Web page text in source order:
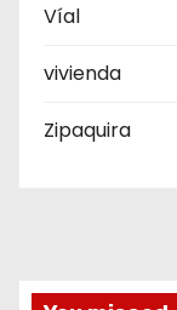
Víal
vivienda
Zipaquira